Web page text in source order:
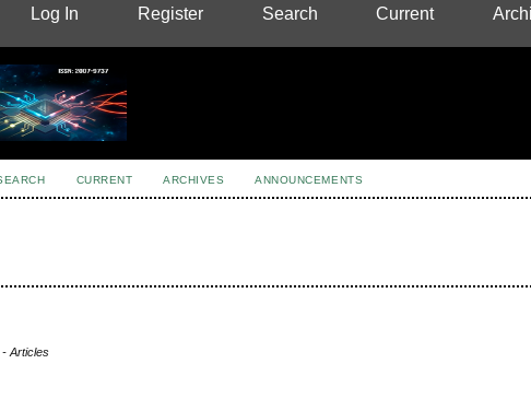
Log In Register Search Current
CURRENT ARCHIVES ANNOUNCEMENTS
- Articles